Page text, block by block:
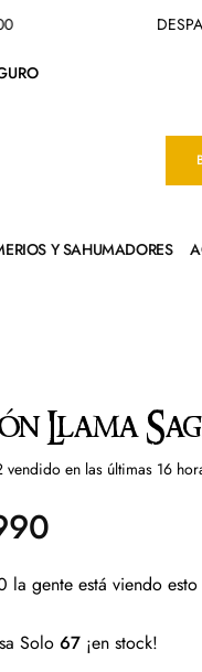
DESPACHO
Y SAHUMADORES
Llama
vendido en las últimas 16
la gente está viendo
Solo 67 ¡en stock!